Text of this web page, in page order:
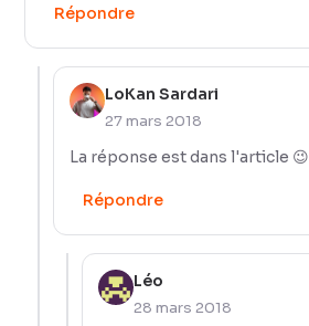
Répondre
LoKan Sardari
27 mars 2018
La réponse est dans l'article 😉
Répondre
Léo
28 mars 2018